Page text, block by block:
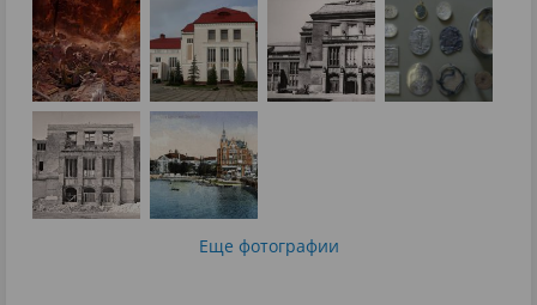
Еще фотографии